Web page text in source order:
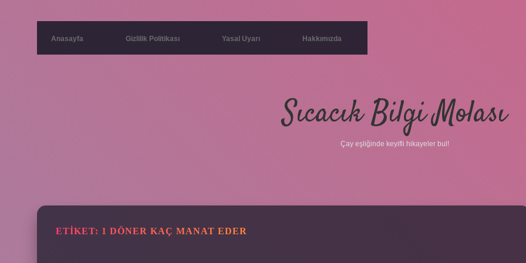
Anasayfa Gizlilik Politikası Yasal Uyarı Hakkımızda
Sıcacık Bilgi Molası
Çay eşliğinde keyifli hikayeler bul!
ETIKET: 1 DÖNER KAÇ MANAT EDER